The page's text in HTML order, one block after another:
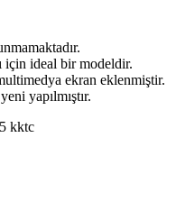
için ideal bir modeldir.
ekran eklenmiştir.
yapılmıştır.
kktc